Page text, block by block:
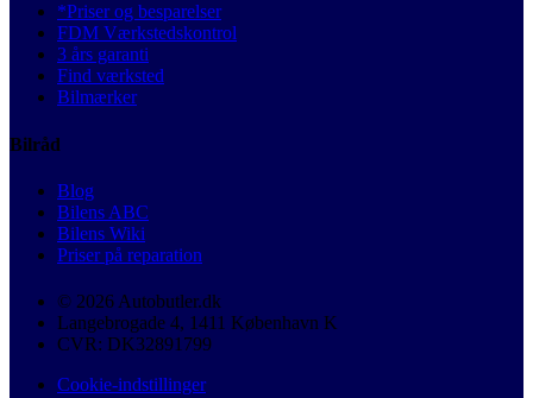
*Priser og besparelser
FDM Værkstedskontrol
3 års garanti
Find værksted
Bilmærker
Bilråd
Blog
Bilens ABC
Bilens Wiki
Priser på reparation
© 2026 Autobutler.dk
Langebrogade 4, 1411 København K
CVR: DK32891799
Cookie-indstillinger